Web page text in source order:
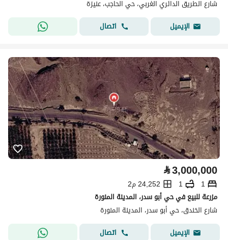
شارع الطريق الدائري الغربي، حي الحاجب، عنيزة
الإيميل
اتصال
⃁3,000,000
1
1
24,252 م2
مزرعة للبيع في حي أبو سدر، المدينة المنورة
شارع الخندق، حي أبو سدر، المدينة المنورة
الإيميل
اتصال